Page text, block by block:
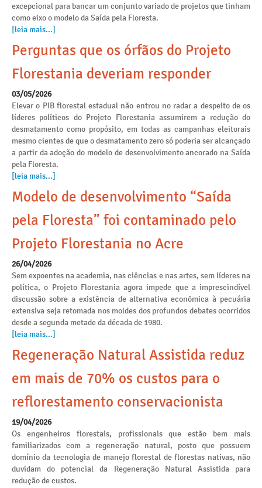
excepcional para bancar um conjunto variado de projetos que tinham
como eixo o modelo da Saída pela Floresta.
[leia mais...]
Perguntas que os órfãos do Projeto
Florestania deveriam responder
03/05/2026
Elevar o PIB florestal estadual não entrou no radar a despeito de os
líderes políticos do Projeto Florestania assumirem a redução do
desmatamento como propósito, em todas as campanhas eleitorais
mesmo cientes de que o desmatamento zero só poderia ser alcançado
a partir da adoção do modelo de desenvolvimento ancorado na Saída
pela Floresta.
[leia mais...]
Modelo de desenvolvimento “Saída
pela Floresta” foi contaminado pelo
Projeto Florestania no Acre
26/04/2026
Sem expoentes na academia, nas ciências e nas artes, sem líderes na
política, o Projeto Florestania agora impede que a imprescindível
discussão sobre a existência de alternativa econômica à pecuária
extensiva seja retomada nos moldes dos profundos debates ocorridos
desde a segunda metade da década de 1980.
[leia mais...]
Regeneração Natural Assistida reduz
em mais de 70% os custos para o
reflorestamento conservacionista
19/04/2026
Os engenheiros florestais, profissionais que estão bem mais
familiarizados com a regeneração natural, posto que possuem
domínio da tecnologia de manejo florestal de florestas nativas, não
duvidam do potencial da Regeneração Natural Assistida para
redução de custos.